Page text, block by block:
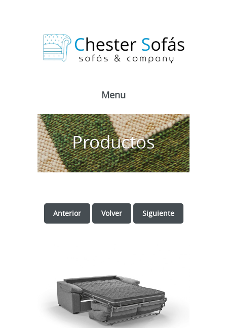
Menu
Productos
Anterior Volver Siguiente